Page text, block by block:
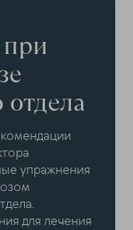
упражнения
для лечения